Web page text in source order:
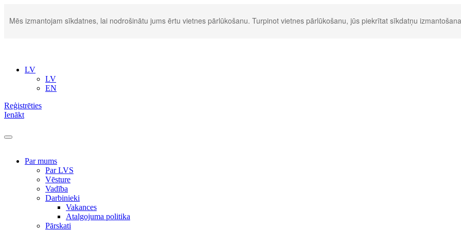
Mēs izmantojam sīkdatnes, lai nodrošinātu jums ērtu vietnes pārlūkošanu. Turpinot vietnes pārlūkošanu, jūs piekrītat sīkdatņu
LV
LV
EN
Reģistrēties
Ienākt
Par mums
Par LVS
Vēsture
Vadība
Darbinieki
Vakances
Atalgojuma politika
Pārskati